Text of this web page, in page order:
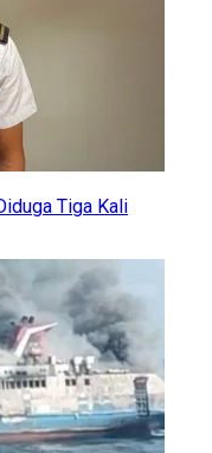
Tiga Kali